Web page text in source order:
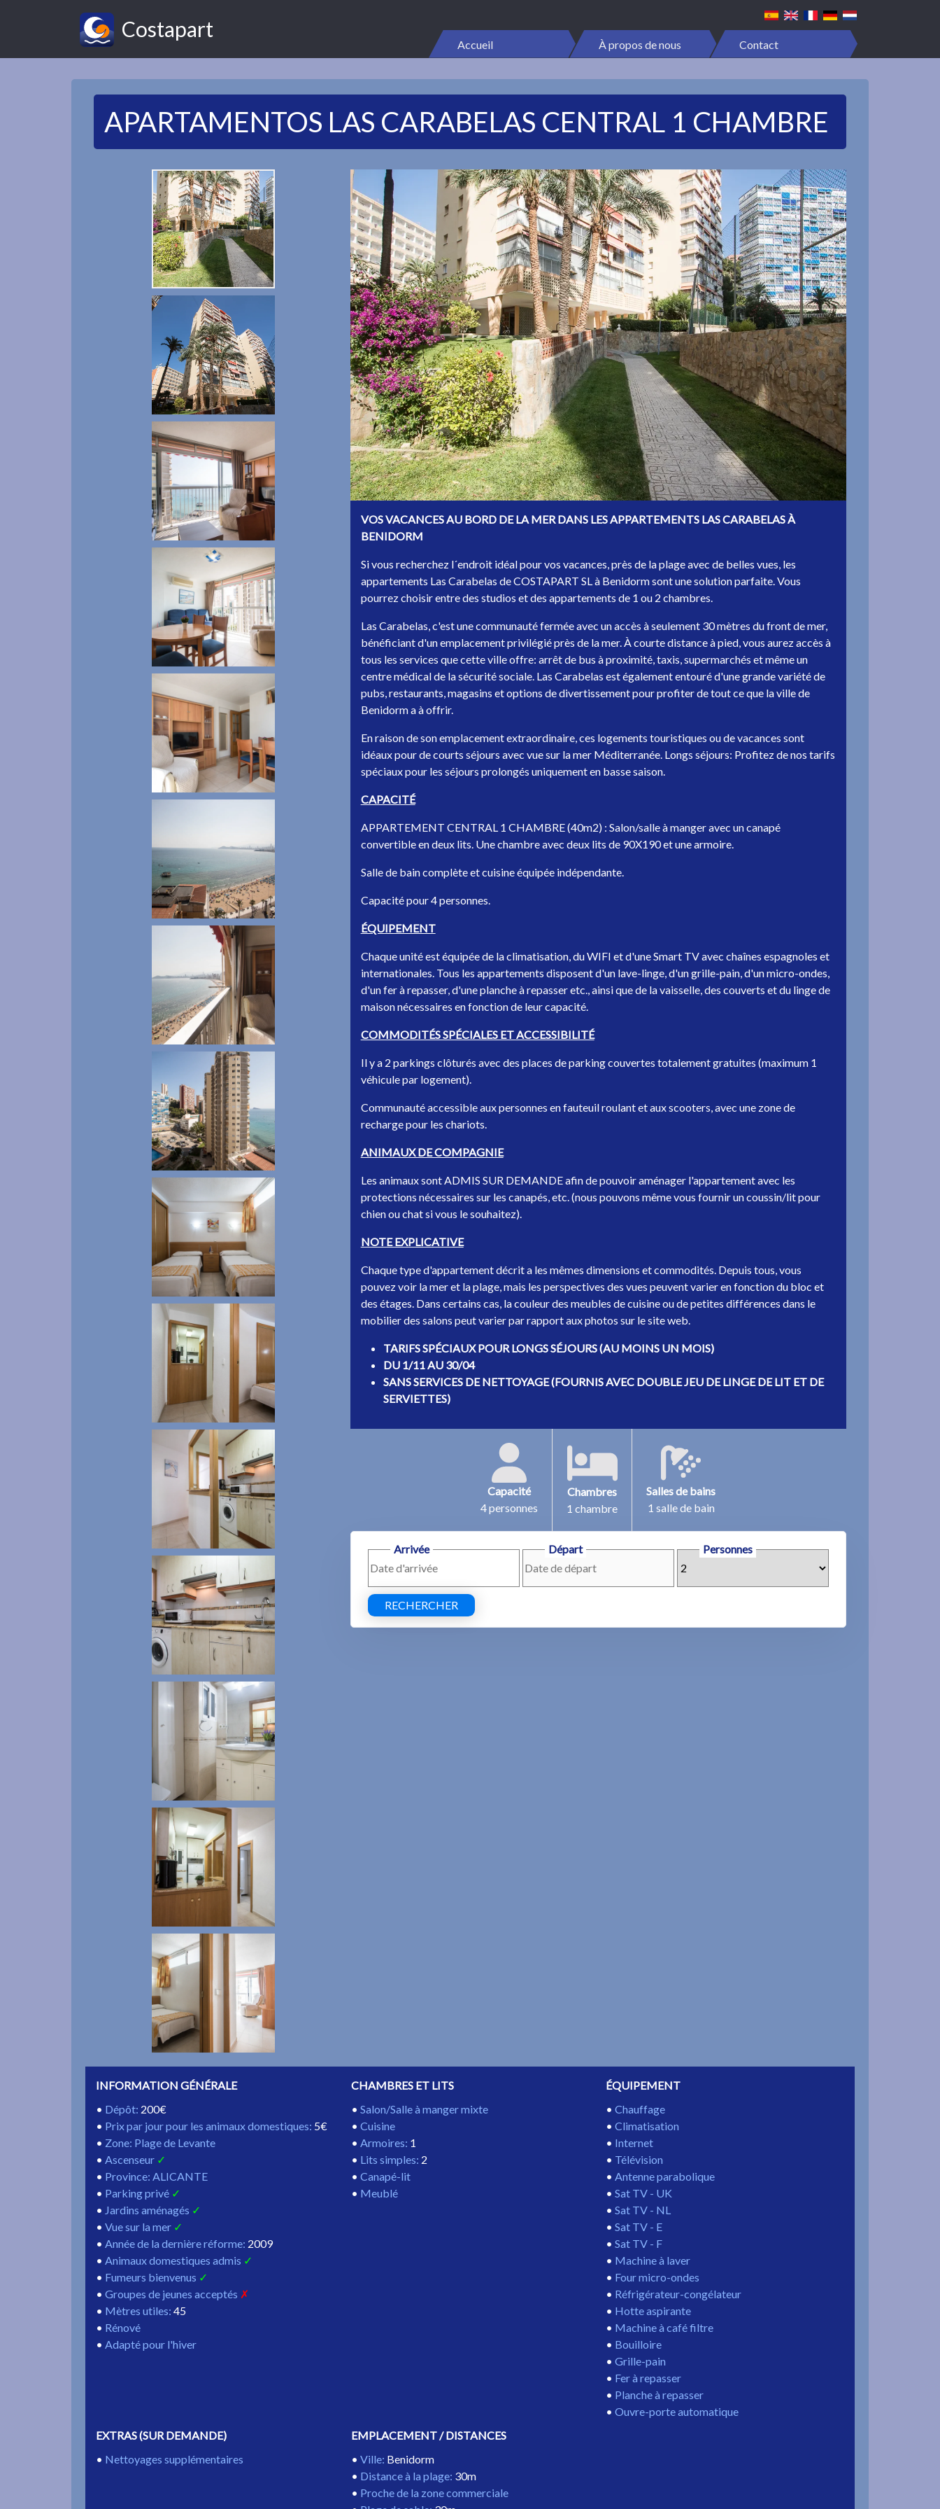
Costapart
Accueil À propos de nous Contact
APARTAMENTOS LAS CARABELAS CENTRAL 1 CHAMBRE
VOS VACANCES AU BORD DE LA MER DANS LES APPARTEMENTS LAS CARABELAS À
BENIDORM
Si vous recherchez l´endroit idéal pour vos vacances, près de la plage avec de belles vues, les
appartements Las Carabelas de COSTAPART SL à Benidorm sont une solution parfaite. Vous
pourrez choisir entre des studios et des appartements de 1 ou 2 chambres.
Las Carabelas, c'est une communauté fermée avec un accès à seulement 30 mètres du front de mer,
bénéficiant d'un emplacement privilégié près de la mer. À courte distance à pied, vous aurez accès à
tous les services que cette ville offre: arrêt de bus à proximité, taxis, supermarchés et même un
centre médical de la sécurité sociale. Las Carabelas est également entouré d'une grande variété de
pubs, restaurants, magasins et options de divertissement pour profiter de tout ce que la ville de
Benidorm a à offrir.
En raison de son emplacement extraordinaire, ces logements touristiques ou de vacances sont
idéaux pour de courts séjours avec vue sur la mer Méditerranée. Longs séjours: Profitez de nos tarifs
spéciaux pour les séjours prolongés uniquement en basse saison.
CAPACITÉ
APPARTEMENT CENTRAL 1 CHAMBRE (40m2) : Salon/salle à manger avec un canapé
convertible en deux lits. Une chambre avec deux lits de 90X190 et une armoire.
Salle de bain complète et cuisine équipée indépendante.
Capacité pour 4 personnes.
ÉQUIPEMENT
Chaque unité est équipée de la climatisation, du WIFI et d'une Smart TV avec chaînes espagnoles et
internationales. Tous les appartements disposent d'un lave-linge, d'un grille-pain, d'un micro-ondes,
d'un fer à repasser, d'une planche à repasser etc., ainsi que de la vaisselle, des couverts et du linge de
maison nécessaires en fonction de leur capacité.
COMMODITÉS SPÉCIALES ET ACCESSIBILITÉ
Il y a 2 parkings clôturés avec des places de parking couvertes totalement gratuites (maximum 1
véhicule par logement).
Communauté accessible aux personnes en fauteuil roulant et aux scooters, avec une zone de
recharge pour les chariots.
ANIMAUX DE COMPAGNIE
Les animaux sont ADMIS SUR DEMANDE afin de pouvoir aménager l'appartement avec les
protections nécessaires sur les canapés, etc. (nous pouvons même vous fournir un coussin/lit pour
chien ou chat si vous le souhaitez).
NOTE EXPLICATIVE
Chaque type d'appartement décrit a les mêmes dimensions et commodités. Depuis tous, vous
pouvez voir la mer et la plage, mais les perspectives des vues peuvent varier en fonction du bloc et
des étages. Dans certains cas, la couleur des meubles de cuisine ou de petites différences dans le
mobilier des salons peut varier par rapport aux photos sur le site web.
TARIFS SPÉCIAUX POUR LONGS SÉJOURS (AU MOINS UN MOIS)
DU 1/11 AU 30/04
SANS SERVICES DE NETTOYAGE (FOURNIS AVEC DOUBLE JEU DE LINGE DE LIT ET DE
SERVIETTES)
Capacité
4 personnes
Chambres
1 chambre
Salles de bains
1 salle de bain
Arrivée Départ Personnes
RECHERCHER
INFORMATION GÉNÉRALE
Dépôt: 200€
Prix par jour pour les animaux domestiques: 5€
Zone: Plage de Levante
Ascenseur
Province: ALICANTE
Parking privé
Jardins aménagés
Vue sur la mer
Année de la dernière réforme: 2009
Animaux domestiques admis
Fumeurs bienvenus
Groupes de jeunes acceptés
Mètres utiles: 45
Rénové
Adapté pour l'hiver
CHAMBRES ET LITS
Salon/Salle à manger mixte
Cuisine
Armoires: 1
Lits simples: 2
Canapé-lit
Meublé
ÉQUIPEMENT
Chauffage
Climatisation
Internet
Télévision
Antenne parabolique
Sat TV - UK
Sat TV - NL
Sat TV - E
Sat TV - F
Machine à laver
Four micro-ondes
Réfrigérateur-congélateur
Hotte aspirante
Machine à café filtre
Bouilloire
Grille-pain
Fer à repasser
Planche à repasser
Ouvre-porte automatique
EXTRAS (SUR DEMANDE)
Nettoyages supplémentaires
EMPLACEMENT / DISTANCES
Ville: Benidorm
Distance à la plage: 30m
Proche de la zone commerciale